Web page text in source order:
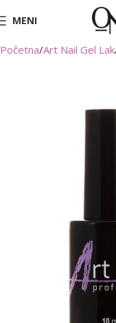
MENI
Početna Art Nail Gel Lak